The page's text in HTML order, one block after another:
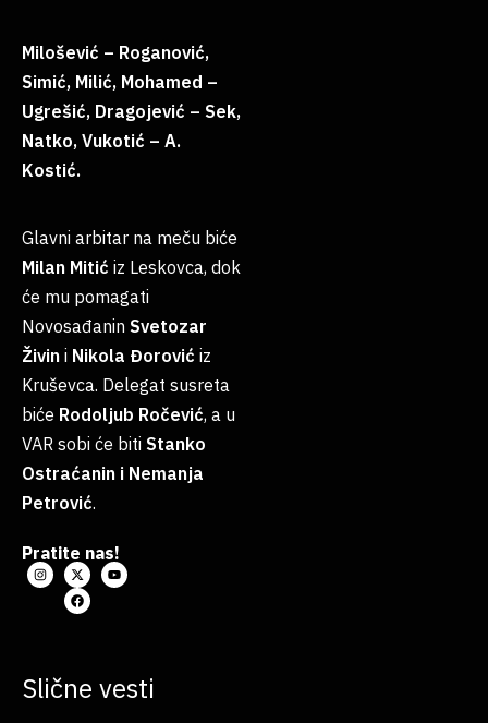
Milošević – Roganović,
Simić, Milić, Mohamed –
Ugrešić, Dragojević – Sek,
Natko, Vukotić – A.
Kostić.
Glavni arbitar na meču biće
Milan Mitić iz Leskovca, dok
će mu pomagati
Novosađanin Svetozar
Živin i Nikola Đorović iz
Kruševca. Delegat susreta
biće Rodoljub Ročević, a u
VAR sobi će biti Stanko
Ostraćanin i Nemanja
Petrović.
Pratite nas!
Slične vesti